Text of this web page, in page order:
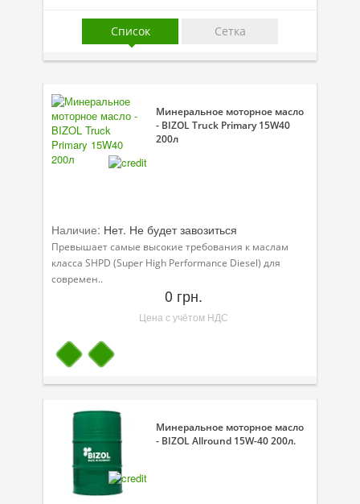
Автокосметика
Сервисные продукты
Оборудование
Клеи и герметики
Уход за кондиционером
Смазки
Специальные программы
Велосипедная программа
Масла для лодочных моторов
Моторное масло для мотоцикла
Оружейное масло
Садовая программа
Промышленная программа
Список Сетка
Минеральное моторное масло
- BIZOL Truck Primary 15W40
200л
Наличие: Нет. Не будет завозиться
Превышает самые высокие требования к маслам
класса SHPD (Super High Performance Diesel) для
современ..
0 грн.
Цена с учётом НДС
Минеральное моторное масло
- BIZOL Allround 15W-40 200л.